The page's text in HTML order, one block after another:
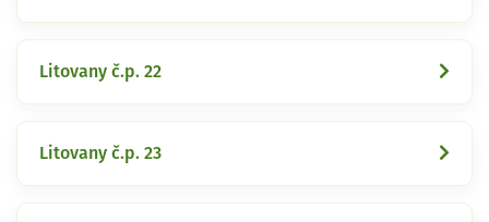
Litovany č.p. 22
Litovany č.p. 23